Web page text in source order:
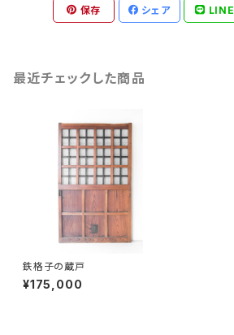
保存 シェア LINE
最近チェックした商品
鉄格子の蔵戸
¥175,000